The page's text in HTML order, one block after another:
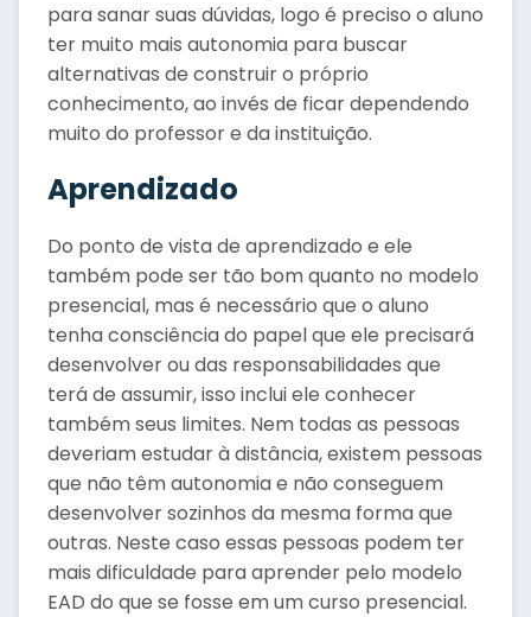
para sanar suas dúvidas, logo é preciso o aluno
ter muito mais autonomia para buscar
alternativas de construir o próprio
conhecimento, ao invés de ficar dependendo
muito do professor e da instituição.
Aprendizado
Do ponto de vista de aprendizado e ele
também pode ser tão bom quanto no modelo
presencial, mas é necessário que o aluno
tenha consciência do papel que ele precisará
desenvolver ou das responsabilidades que
terá de assumir, isso inclui ele conhecer
também seus limites. Nem todas as pessoas
deveriam estudar à distância, existem pessoas
que não têm autonomia e não conseguem
desenvolver sozinhos da mesma forma que
outras. Neste caso essas pessoas podem ter
mais dificuldade para aprender pelo modelo
EAD do que se fosse em um curso presencial.